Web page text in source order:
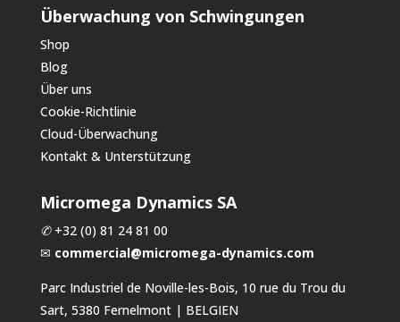
Überwachung von Schwingungen
Shop
Blog
Über uns
Cookie-Richtlinie
Cloud-Überwachung
Kontakt & Unterstützung
Micromega Dynamics SA
✆ +32 (0) 81 24 81 00
✉ commercial@micromega-dynamics.com
Parc Industriel de Noville-les-Bois, 10 rue du Trou du
Sart, 5380 Fernelmont | BELGIEN